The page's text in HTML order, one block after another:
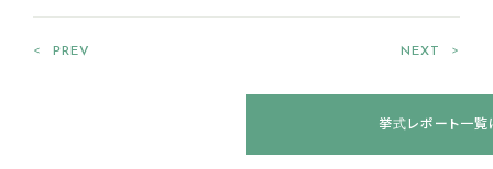
< PREV NEXT >
挙式レポート一覧